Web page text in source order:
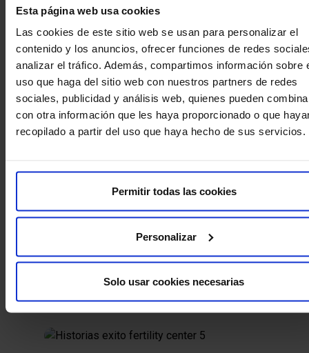
Esta página web usa cookies
Las cookies de este sitio web se usan para personalizar el
contenido y los anuncios, ofrecer funciones de redes
analizar el tráfico. Además, compartimos información sobre
uso que haga del sitio web con nuestros partners de redes
sociales, publicidad y análisis web, quienes pueden
con otra información que les haya proporcionado o que
recopilado a partir del uso que haya hecho de sus servicios.
Permitir todas las cookies
Personalizar
Solo usar cookies necesarias
non avevo molte possibilità. Il mio partner e io abbiamo
deciso di rivolgerci a HM Fertility Center. Dopo aver
conosciuto il team, ci siamo resi conto di aver fatto la
scelta giusta e che avrebbero fatto tutto il possibile per
realizzare il nostro sogno.
Dopo tutto il trattamento di fertilità, è arrivato il giorno del
fecondati. Mi sono stati trasferiti i due in condizioni
migliori. Non restava che aspettare.
Man mano che si avvicina il giorno del test di gravidanza
e il ciclo non arriva, l’ansia è tanta. Finalmente è arrivata la
notizia positiva… che gioia!